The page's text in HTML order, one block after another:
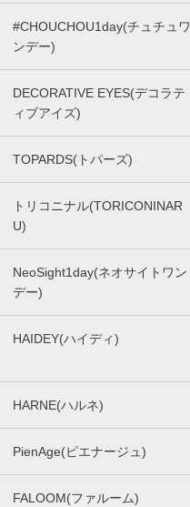
#CHOUCHOU1day(チュチュワ
ンデー)
DECORATIVE EYES(デコラテ
ィブアイズ)
TOPARDS(トパーズ)
トリコニナル(TORICONINAR
U)
NeoSight1day(ネオサイトワン
デー)
HAIDEY(ハイディ)
HARNE(ハルネ)
PienAge(ピエナージュ)
FALOOM(ファルーム)